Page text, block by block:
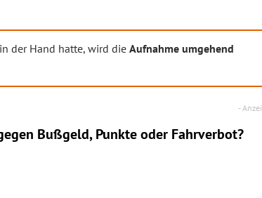
der Hand hatte, wird die Aufnahme umgehend
Bußgeld, Punkte oder Fahrverbot?